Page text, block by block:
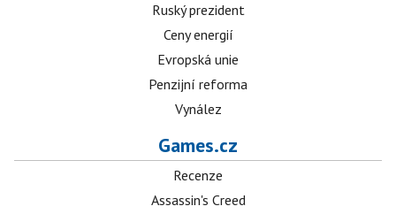
Ruský prezident
Ceny energií
Evropská unie
Penzijní reforma
Vynález
Games.cz
Recenze
Assassin's Creed